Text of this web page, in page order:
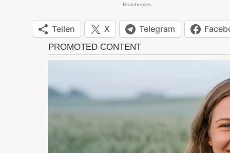
Teilen X Telegram